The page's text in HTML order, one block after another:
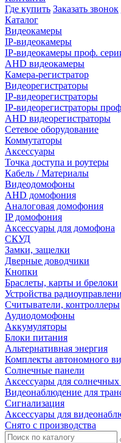
Где купить Заказать звонок
Каталог
Видеокамеры
IP-видеокамеры
IP-видеокамеры проф.
AHD видеокамеры
Камера-регистратор
Видеорегистраторы
IP-видеорегистраторы
IP-видеорегистраторы
AHD видеорегистраторы
Сетевое оборудование
Коммутаторы
Аксессуары
Точка доступа и роутеры
Кабель / Материалы
Видеодомофоны
AHD домофония
Аналоговая домофония
IP домофония
Аксессуары для домофона
СКУД
Замки, защелки
Дверные доводчики
Кнопки
Браслеты, карты и брелоки
Устройства
Считыватели, контроллеры
Аудиодомофоны
Аккумуляторы
Блоки питания
Альтернативная энергия
Комплекты автономного
Солнечные панели
Аксессуары для солнечных
Видеонаблюдение для
Сигнализация
Аксессуары для
Снято с производства